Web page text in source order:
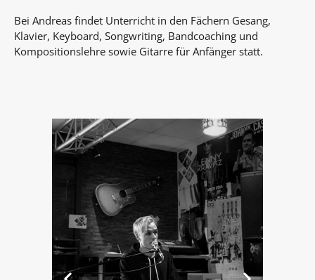
Bei Andreas findet Unterricht in den Fächern Gesang,
Klavier, Keyboard, Songwriting, Bandcoaching und
Kompositionslehre sowie Gitarre für Anfänger statt.